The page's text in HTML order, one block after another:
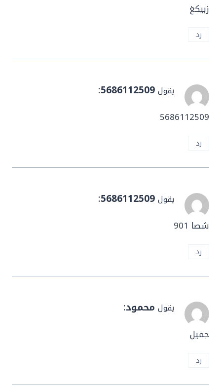
زبيكغ
رد
يقول 5686112509
:
5686112509
رد
يقول 5686112509
:
شصا 901
رد
يقول محمود:
جميل
رد